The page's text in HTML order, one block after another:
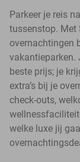
Parkeer je reis
tussenstop. Met
overnachtingen
vakantieparken.
beste prijs; je
extra’s bij je
check-outs,
welke luxe jij